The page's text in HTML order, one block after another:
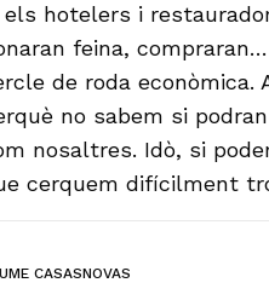
els hotelers i
feina,
de roda
no sabem si
nosaltres. Idò, si
cerquem difícilment
CASASNOVAS